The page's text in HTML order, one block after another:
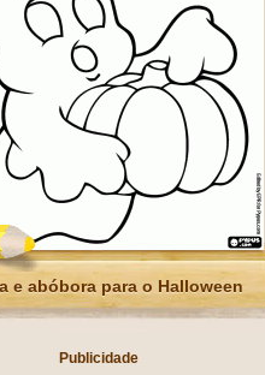
e abóbora para o Halloween
Publicidade